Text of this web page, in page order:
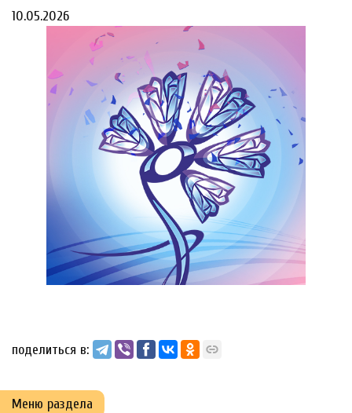
10.05.2026
поделиться в:
Меню раздела